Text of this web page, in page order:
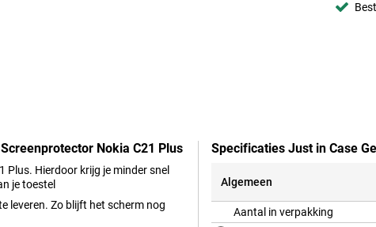
Nokia C21 Plus
Plus. Hierdoor krijg je minder snel
je toestel
leveren. Zo blijft het scherm nog
Specificaties Just in Case
Algemeen
Aantal in verpakking